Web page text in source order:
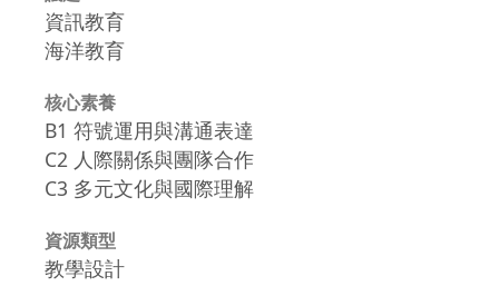
資訊教育
海洋教育
核心素養
B1 符號運用與溝通表達
C2 人際關係與團隊合作
C3 多元文化與國際理解
資源類型
教學設計